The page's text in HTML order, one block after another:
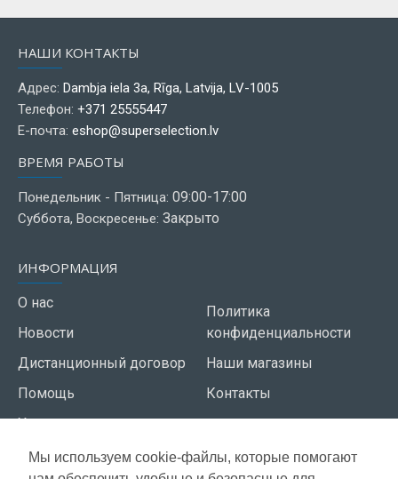
Мы используем cookie-файлы, которые помогают
НАШИ КОНТАКТЫ
Адрес: Dambja iela 3a, Rīga, Latvija, LV-1005
Телефон: +371 25555447
Е-почта: eshop@superselection.lv
ВРЕМЯ РАБОТЫ
Понедельник - Пятница: 09:00-17:00
Суббота, Воскресенье: Закрыто
ИНФОРМАЦИЯ
О нас
Новости
Дистанционный договор
Помощь
Условия использования
Политика
конфиденциальности
Наши магазины
Контакты
СЕРВИС КЛИЕНТОВ